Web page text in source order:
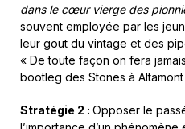
dans le cœur vierge des
souvent employée par les
leur gout du vintage et des
« De toute façon on fera
bootleg des Stones à
Stratégie 2 : Opposer le